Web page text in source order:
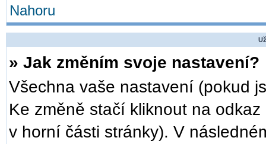
Nahoru
» Jak změním svoje nastavení?
Všechna vaše nastavení (pokud
Ke změně stačí kliknout na odkaz
v horní části stránky). V